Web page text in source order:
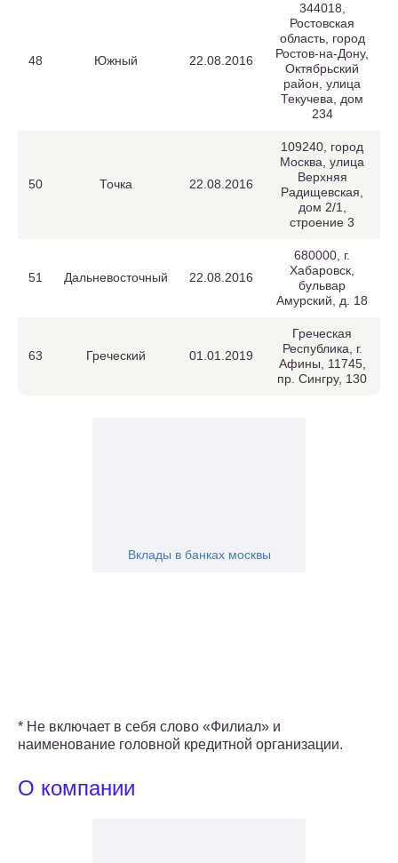
48 Южный 22.08.2016
344018,
Ростовская
область, город
Ростов-на-Дону,
Октябрьский
район, улица
Текучева, дом
234
50 Точка 22.08.2016
109240, город
Москва, улица
Верхняя
Радищевская,
дом 2/1,
строение 3
51 Дальневосточный 22.08.2016
680000, г.
Хабаровск,
бульвар
Амурский, д. 18
63 Греческий 01.01.2019
Греческая
Республика, г.
Афины, 11745,
пр. Сингру, 130
Вклады в банках москвы
* Не включает в себя слово «Филиал» и
наименование головной кредитной организации.
О компании